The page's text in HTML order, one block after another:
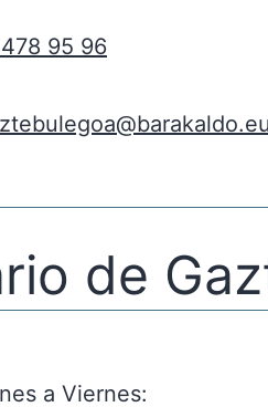
95 96
de
a Viernes: